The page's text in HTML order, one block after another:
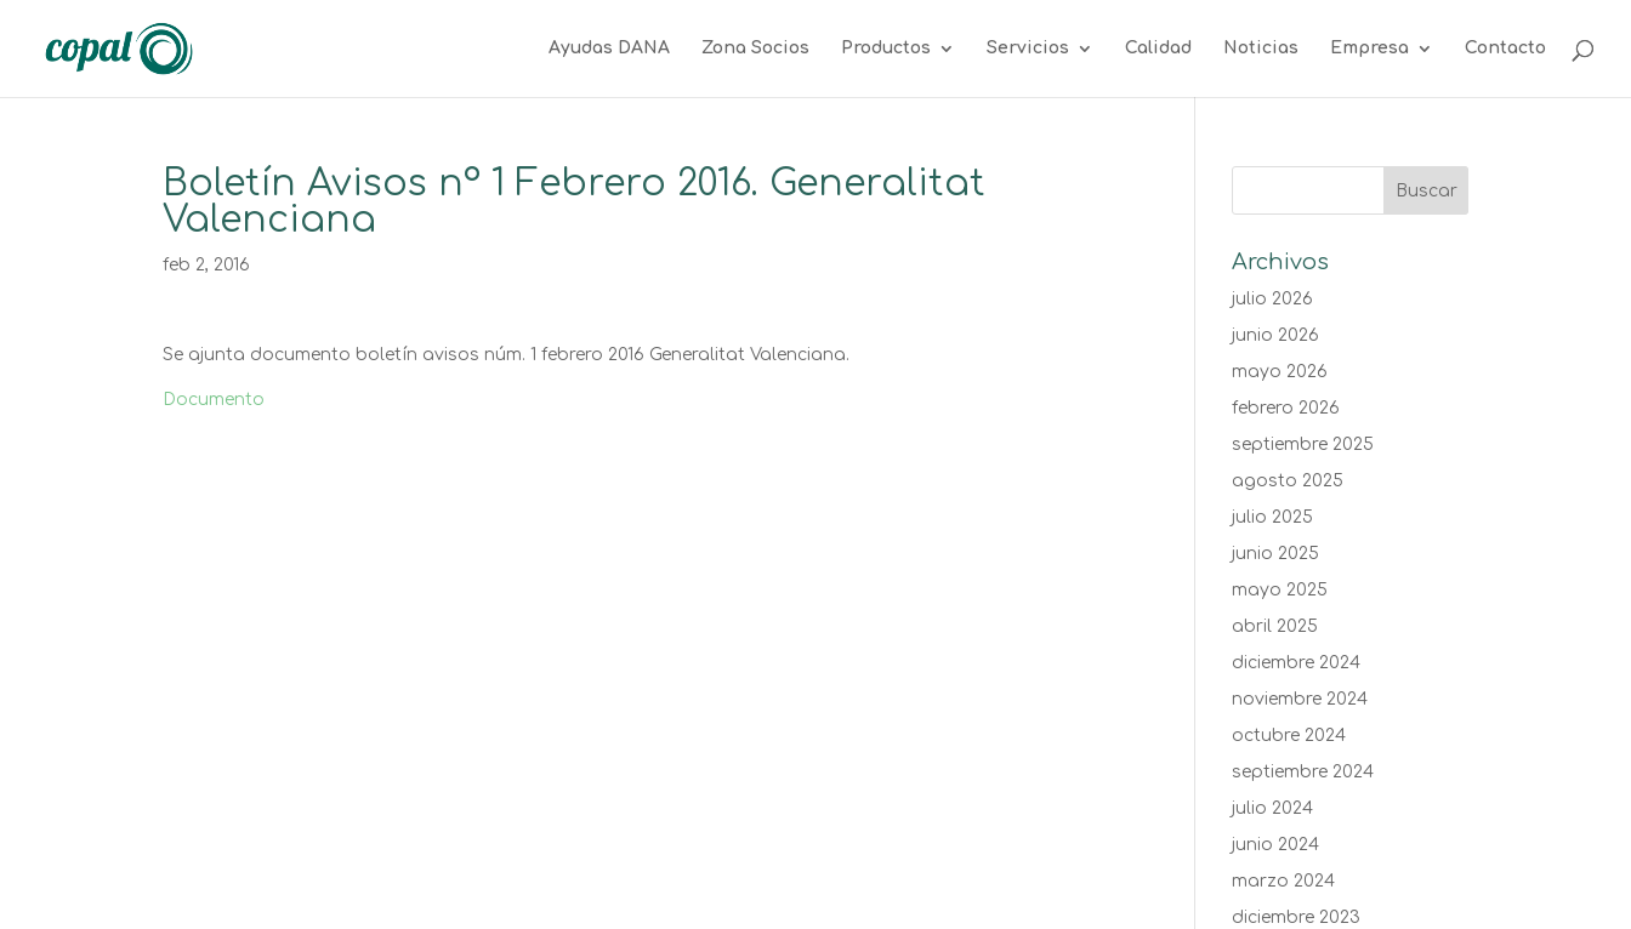
Ayudas DANA Zona Socios Productos Servicios Calidad Noticias Empresa Contacto
Boletín Avisos nº 1 Febrero 2016. Generalitat
Valenciana
feb 2, 2016
Se ajunta documento boletín avisos núm. 1 febrero 2016 Generalitat Valenciana.
Documento
Archivos
julio 2026
junio 2026
mayo 2026
febrero 2026
septiembre 2025
agosto 2025
julio 2025
junio 2025
mayo 2025
abril 2025
diciembre 2024
noviembre 2024
octubre 2024
septiembre 2024
julio 2024
junio 2024
marzo 2024
diciembre 2023